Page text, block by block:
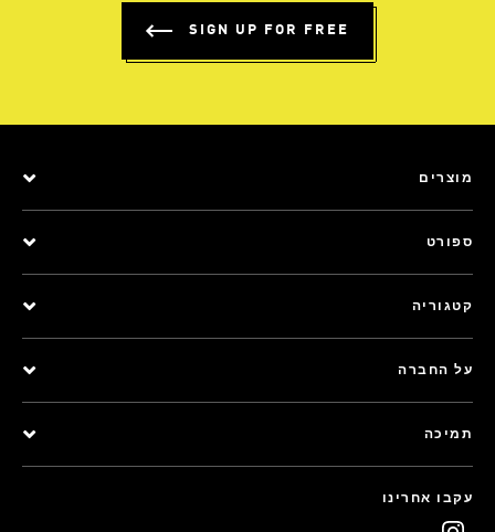
SIGN UP FOR FREE
מוצרים
ספורט
קטגוריה
על החברה
תמיכה
עקבו אחרינו